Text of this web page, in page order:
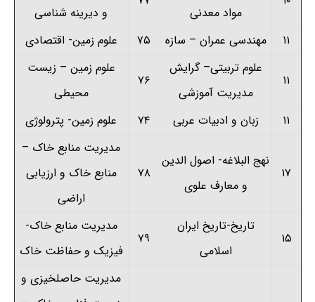
مواد معدنی
و دیرینه شناسی
۱۱
مهندسی عمران – سازه ۷۵ علوم زمین- اقتصادی
۱۱
علوم تربیتی–گرایش
مدیریت آموزشی
۷۶
علوم زمین – زیست
محیطی
۱۱
زبان و ادبیات عربی ۷۴ علوم زمین- پترولوژی
۱۷
نهج البلاغه- اصول الدین
و معارف علوی
۷۸
مدیریت منابع خاک –
منابع خاک و ارزیابی
اراضی
۱۵
تاریخ-تاریخ ایران
اسلامی
۷۹
مدیریت منابع خاک-
فیزیک و حفاظت خاک
مدیریت حاصلخیزی و